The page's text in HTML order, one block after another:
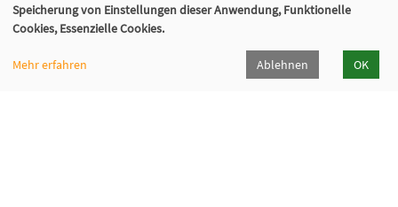
Speicherung von Einstellungen dieser Anwendung, Funktionelle
Cookies, Essenzielle Cookies.
Mehr erfahren Ablehnen OK